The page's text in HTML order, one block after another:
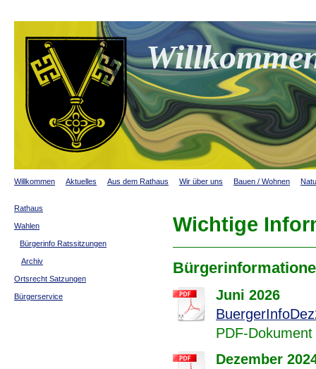
Willkommen Aktuelles Aus dem Rathaus Wir über uns Bauen / Wohnen
Wichtige
Juni 2026
PDF-
Dezember
Rathaus
Wahlen
Bürgerinfo Ratssitzungen
Archiv
Ortsrecht Satzungen
Bürgerservice